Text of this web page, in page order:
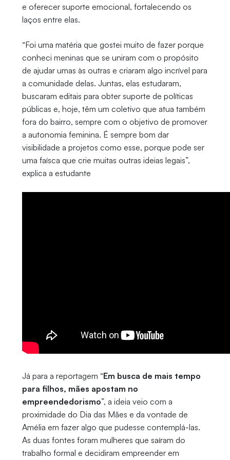
e oferecer suporte emocional, fortalecendo os
laços entre elas.
“Foi uma matéria que gostei muito de fazer porque
conheci meninas que se uniram com o propósito
de ajudar umas às outras e criaram algo incrível para
a comunidade delas. Juntas, elas estudaram,
buscaram editais para obter suporte de políticas
públicas e, hoje, têm um coletivo que atua também
fora do bairro, sempre com o objetivo de promover
a autonomia feminina. É sempre bom dar
visibilidade a projetos como esse, porque pode ser
uma faísca que crie muitas outras ideias legais”,
explica a estudante
Já para a reportagem “Em busca de mais tempo
para filhos, mães apostam no
empreendedorismo”, a ideia veio com a
proximidade do Dia das Mães e da vontade de
Amélia em fazer algo que pudesse contemplá-las.
As duas fontes foram mulheres que saíram do
trabalho formal e decidiram empreender em